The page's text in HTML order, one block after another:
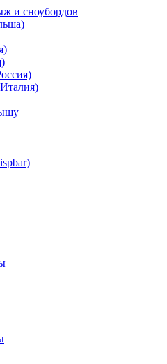
и сноубордов